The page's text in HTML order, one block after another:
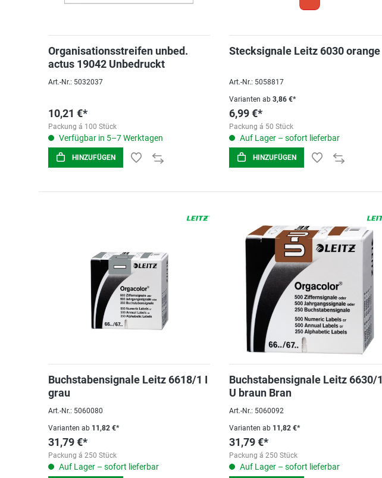
Organisationsstreifen unbed.
actus 19042 Unbedruckt
Art.-Nr.: 5032037
10,21 €*
Packung á 100 Stück
Verfügbar in 5–7 Werktagen
HINZUFÜGEN
Stecksignale Leitz 6030 orange
Art.-Nr.: 5058817
Varianten ab3,86 €*
6,99 €*
Packung á 50 Stück
Auf Lager – sofort lieferbar
HINZUFÜGEN
Buchstabensignale Leitz 6618/1 I
grau
Art.-Nr.: 5060080
Varianten ab 11,82 €*
31,79 €*
Packung á 250 Stück
Auf Lager – sofort lieferbar
Buchstabensignale Leitz 6630/1
U braun Bran
Art.-Nr.: 5060092
Varianten ab11,82 €*
31,79 €*
Packung á 250 Stück
Auf Lager – sofort lieferbar